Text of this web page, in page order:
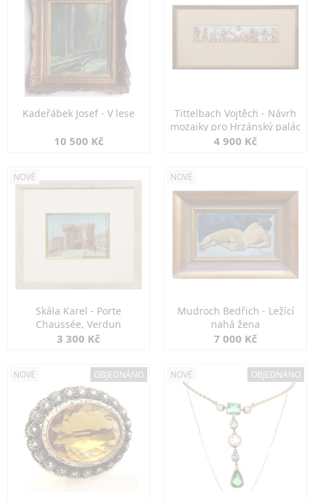
Kadeřábek Josef - V lese
10 500 Kč
Tittelbach Vojtěch - Návrh
mozaiky pro Hrzánský palác
4 900 Kč
NOVÉ
Skála Karel - Porte
Chaussée, Verdun
3 300 Kč
NOVÉ
Mudroch Bedřich - Ležící
nahá žena
7 000 Kč
NOVÉ OBJEDNÁNO NOVÉ OBJEDNÁNO